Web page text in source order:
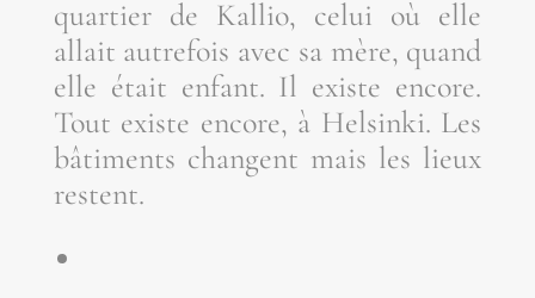
quar­tier de Kal­lio, celui où elle
allait autre­fois avec sa mère, quand
elle était enfant. Il existe encore.
Tout existe encore, à Hel­sin­ki. Les
bâti­ments changent mais les lieux
restent.